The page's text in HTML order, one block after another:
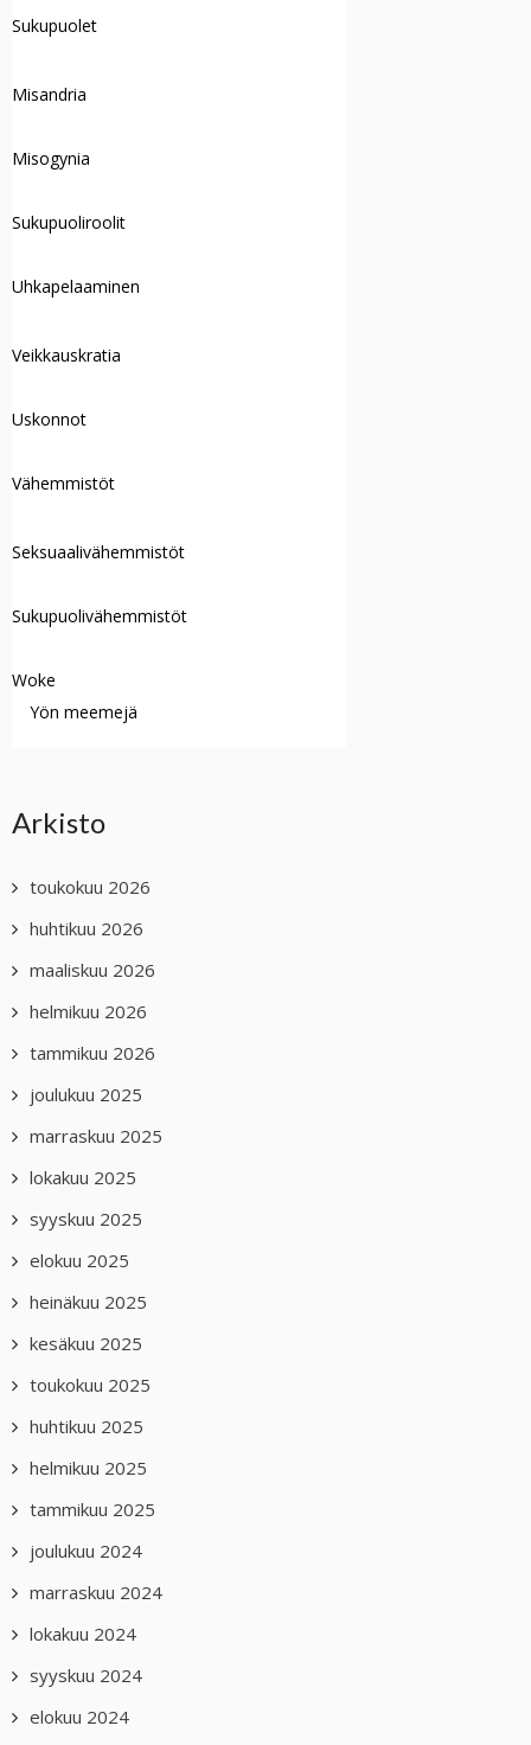
Sukupuolet
Misandria
Misogynia
Sukupuoliroolit
Uhkapelaaminen
Veikkauskratia
Uskonnot
Vähemmistöt
Seksuaalivähemmistöt
Sukupuolivähemmistöt
Woke
Yön meemejä
Arkisto
toukokuu 2026
huhtikuu 2026
maaliskuu 2026
helmikuu 2026
tammikuu 2026
joulukuu 2025
marraskuu 2025
lokakuu 2025
syyskuu 2025
elokuu 2025
heinäkuu 2025
kesäkuu 2025
toukokuu 2025
huhtikuu 2025
helmikuu 2025
tammikuu 2025
joulukuu 2024
marraskuu 2024
lokakuu 2024
syyskuu 2024
elokuu 2024